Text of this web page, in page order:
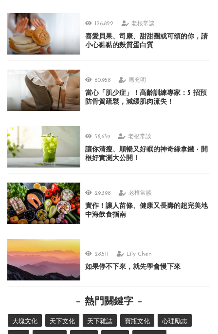
126,822 老根常談
喜愛貝果、司康、甜甜圈或可頌的你，請
小心黏黏的麩質蛋白質
60,958 應充明
當心「肌少症」！高齡訓練專家：5 招預
防骨質疏鬆，減緩肌肉流失！
58,639 老根常談
讓你清瘦、順暢又好眠的神奇綠拿鐵 ‧ 開
根好實測大公開！
29,398 老根常談
實作！讓人苗條、健康又長壽的超完美地
中海飲食指南
28,511 Lily Chen
如果停不下來，就先學會慢下來
熱門關鍵字
大塊文化 天下文化 天下雜誌 寶瓶文化 心理勵志